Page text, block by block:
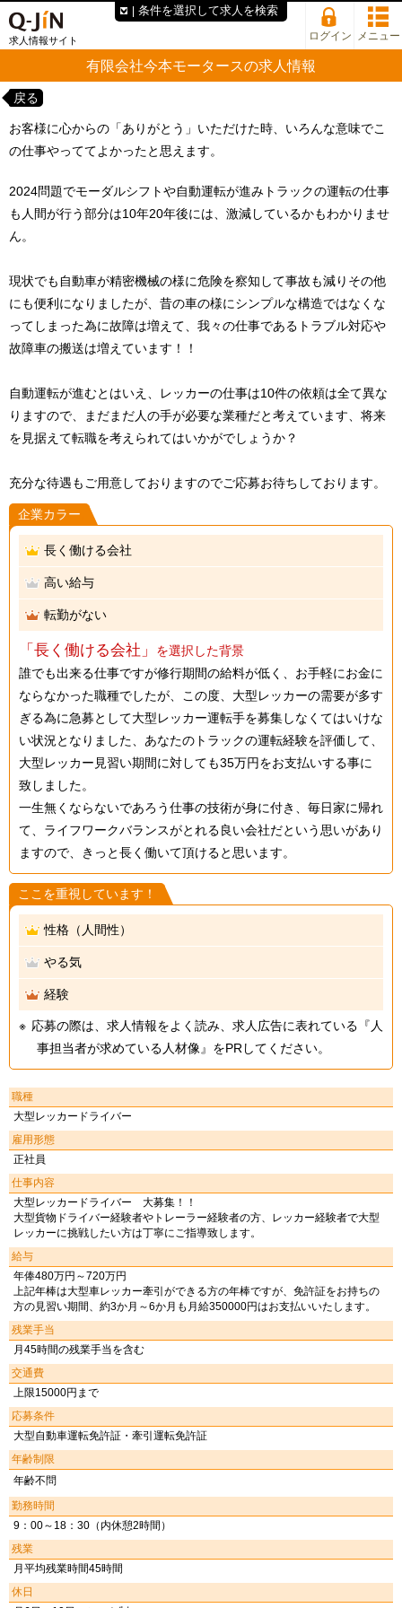
求人情報サイト ログイン メニュー
有限会社今本モータースの求人情報
戻る
お客様に心からの「ありがとう」いただけた時、いろんな意味でこ
の仕事やっててよかったと思えます。
2024問題でモーダルシフトや自動運転が進みトラックの運転の仕事
も人間が行う部分は10年20年後には、激減しているかもわかりませ
ん。
現状でも自動車が精密機械の様に危険を察知して事故も減りその他
にも便利になりましたが、昔の車の様にシンプルな構造ではなくな
ってしまった為に故障は増えて、我々の仕事であるトラブル対応や
故障車の搬送は増えています！！
自動運転が進むとはいえ、レッカーの仕事は10件の依頼は全て異な
りますので、まだまだ人の手が必要な業種だと考えています、将来
を見据えて転職を考えられてはいかがでしょうか？
充分な待遇もご用意しておりますのでご応募お待ちしております。
企業カラー
長く働ける会社
高い給与
転勤がない
「長く働ける会社」
を選択した背景
誰でも出来る仕事ですが修行期間の給料が低く、お手軽にお金に
ならなかった職種でしたが、この度、大型レッカーの需要が多す
ぎる為に急募として大型レッカー運転手を募集しなくてはいけな
い状況となりました、あなたのトラックの運転経験を評価して、
大型レッカー見習い期間に対しても35万円をお支払いする事に
致しました。
一生無くならないであろう仕事の技術が身に付き、毎日家に帰れ
て、ライフワークバランスがとれる良い会社だという思いがあり
ますので、きっと長く働いて頂けると思います。
ここを重視しています！
性格（人間性）
やる気
経験
応募の際は、求人情報をよく読み、求人広告に表れている『人
事担当者が求めている人材像』をPRしてください。
職種
大型レッカードライバー
雇用形態
正社員
仕事内容
大型レッカードライバー 大募集！！
大型貨物ドライバー経験者やトレーラー経験者の方、レッカー経験者で大型
レッカーに挑戦したい方は丁寧にご指導致します。
給与
年俸480万円～720万円
上記年棒は大型車レッカー牽引ができる方の年棒ですが、免許証をお持ちの
方の見習い期間、約3か月～6か月も月給350000円はお支払いいたします。
残業手当
月45時間の残業手当を含む
交通費
上限15000円まで
応募条件
大型自動車運転免許証・牽引運転免許証
年齢制限
年齢不問
勤務時間
9：00～18：30（内休憩2時間）
残業
月平均残業時間45時間
休日
条件を選択して求人を検索